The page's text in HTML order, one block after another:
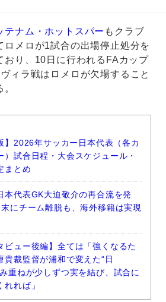
テナム・ホットスパー もクラブ
ロメロが1試合の出場停止処分を
おり、10日に行われるFAカップ
ィラ戦はロメロが欠場すること
】2026年サッカー日本代表（各カ
）試合日程・大会スケジュール・
まとめ
本代表GK大迫敬介の再合流を発
にチーム離脱も、海外移籍は実現
ビュー後編】全ては「強くなるた
裁監督が浦和で変えた“日
重ねが少しずつ実を結び、試合に
れれば」